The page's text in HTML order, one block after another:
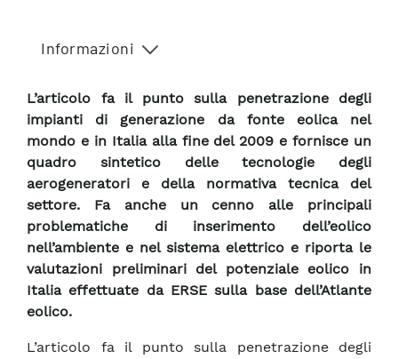
Informazioni
L’articolo fa il punto sulla penetrazione degli
impianti di generazione da fonte eolica nel
mondo e in Italia alla fine del 2009 e fornisce un
quadro sintetico delle tecnologie degli
aerogeneratori e della normativa tecnica del
settore. Fa anche un cenno alle principali
problematiche di inserimento dell’eolico
nell’ambiente e nel sistema elettrico e riporta le
valutazioni preliminari del potenziale eolico in
Italia effettuate da ERSE sulla base dell’Atlante
eolico.
L’articolo fa il punto sulla penetrazione degli